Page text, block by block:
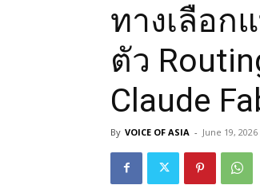
ทางเลือก
ตัว
Claude
By VOICE OF ASIA - June 19, 2026